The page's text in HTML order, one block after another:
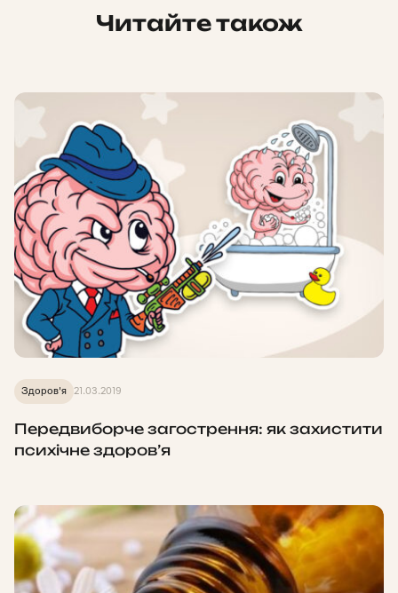
Читайте також
Здоров'я 21.03.2019
Передвиборче загострення: як захистити
психічне здоров’я